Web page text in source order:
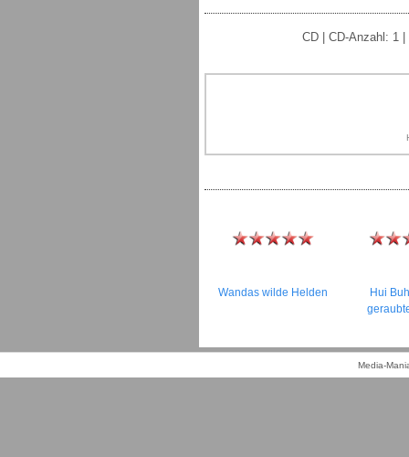
CD | CD-Anzahl: 1
Wandas wilde Helden
Hui
Media-